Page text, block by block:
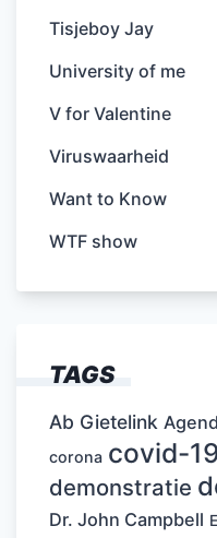
Tisjeboy Jay
University of me
V for Valentine
Viruswaarheid
Want to Know
WTF show
TAGS
Ab Gietelink
corona covid-
demonstratie
Dr. John Campbell